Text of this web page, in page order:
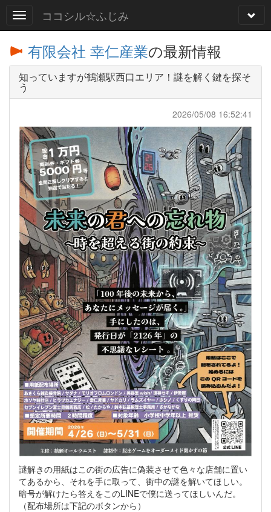
ココシル☆ふじみ
有限会社 幸仁産業の最新情報
知っていますが鶴瀬駅西口エリア！謎を解く鍵を探そ
う
2026/05/08 16:52:41
謎解きの用紙はこの街の広告に偽装させて色々な店舗に置い
てあるから、それを手に取って、街中の謎を解いてほしい。
暗号が解けたら答えをこのLINEで僕に送ってほしいんだ。
（配布場所は下記のボタンから）